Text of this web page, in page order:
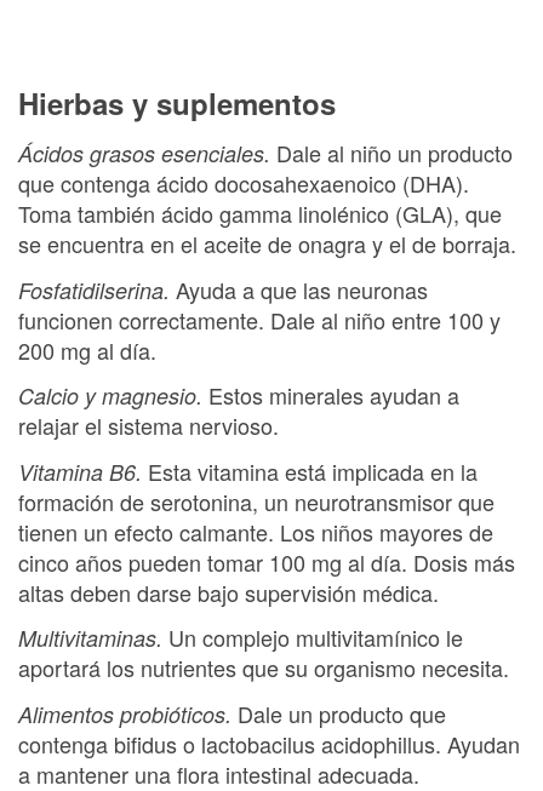
Hierbas y suplementos
Ácidos grasos esenciales. Dale al niño un producto
que contenga ácido docosahexaenoico (DHA).
Toma también ácido gamma linolénico (GLA), que
se encuentra en el aceite de onagra y el de borraja.
Fosfatidilserina. Ayuda a que las neuronas
funcionen correctamente. Dale al niño entre 100 y
200 mg al día.
Calcio y magnesio. Estos minerales ayudan a
relajar el sistema nervioso.
Vitamina B6. Esta vitamina está implicada en la
formación de serotonina, un neurotransmisor que
tienen un efecto calmante. Los niños mayores de
cinco años pueden tomar 100 mg al día. Dosis más
altas deben darse bajo supervisión médica.
Multivitaminas. Un complejo multivitamínico le
aportará los nutrientes que su organismo necesita.
Alimentos probióticos. Dale un producto que
contenga bifidus o lactobacilus acidophillus. Ayudan
a mantener una flora intestinal adecuada.